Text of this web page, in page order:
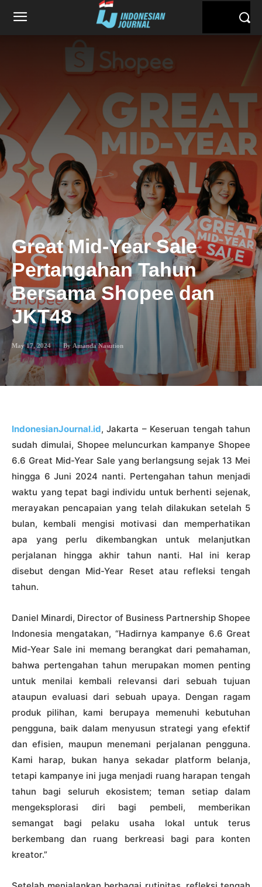
Great Mid-Year Sale
Pertangahan Tahun
Bersama Shopee dan
JKT48
May 17, 2024 By Amanda Nasution
IndonesianJournal.id, Jakarta – Keseruan tengah tahun
sudah dimulai, Shopee meluncurkan kampanye Shopee
6.6 Great Mid-Year Sale yang berlangsung sejak 13 Mei
hingga 6 Juni 2024 nanti. Pertengahan tahun menjadi
waktu yang tepat bagi individu untuk berhenti sejenak,
merayakan pencapaian yang telah dilakukan setelah 5
bulan, kembali mengisi motivasi dan memperhatikan
apa yang perlu dikembangkan untuk melanjutkan
perjalanan hingga akhir tahun nanti. Hal ini kerap
disebut dengan Mid-Year Reset atau refleksi tengah
tahun.
Daniel Minardi, Director of Business Partnership Shopee
Indonesia mengatakan, “Hadirnya kampanye 6.6 Great
Mid-Year Sale ini memang berangkat dari pemahaman,
bahwa pertengahan tahun merupakan momen penting
untuk menilai kembali relevansi dari sebuah tujuan
ataupun evaluasi dari sebuah upaya. Dengan ragam
produk pilihan, kami berupaya memenuhi kebutuhan
pengguna, baik dalam menyusun strategi yang efektif
dan efisien, maupun menemani perjalanan pengguna.
Kami harap, bukan hanya sekadar platform belanja,
tetapi kampanye ini juga menjadi ruang harapan tengah
tahun bagi seluruh ekosistem; teman setiap dalam
mengeksplorasi diri bagi pembeli, memberikan
semangat bagi pelaku usaha lokal untuk terus
berkembang dan ruang berkreasi bagi para konten
kreator.”